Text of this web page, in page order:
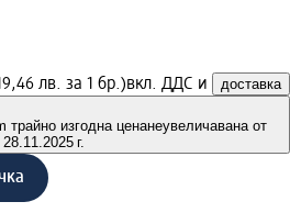
лв. за 1 бр.)вкл. ДДС и доставка
трайно изгодна ценанеувеличавана от
28.11.2025 г.